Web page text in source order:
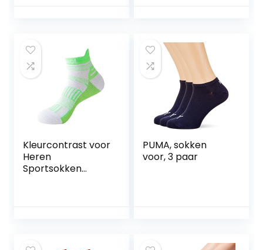
Kleurcontrast voor
Heren
Sportsokken
PUMA, sokken
voor, 3 paar